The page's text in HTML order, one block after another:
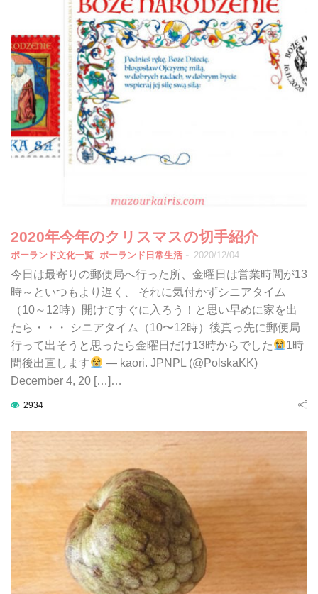
2020年今年のクリスマスの切手紹介
ポーランド文化一覧 ポーランド日常生活 - 2020/12/04
今日は最寄りの郵便局へ行った所、金曜日は営業時間が13
時～といつもより遅く、 それに気付かずシニアタイム
（10～12時）開けてすぐに入ろう！と思い早めに家を出
たら・・・ シニアタイム（10〜12時）後真っ先に郵便局
行って出そうと思ったら金曜日だけ13時からでした
1時
間後出直します
— kaori. JPNPL (@PolskaKK)
December 4, 20 […]…
2934